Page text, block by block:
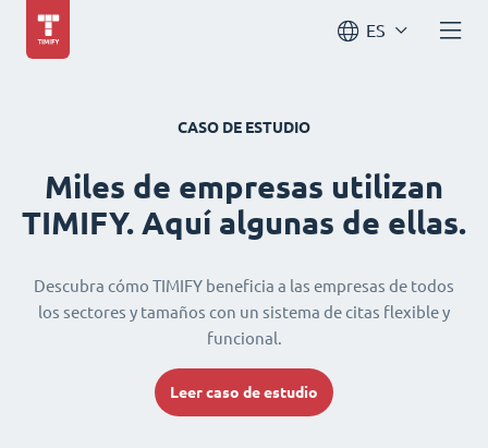
ES
CASO DE ESTUDIO
Miles de empresas utilizan
TIMIFY. Aquí algunas de ellas.
Descubra cómo TIMIFY beneficia a las empresas de todos
los sectores y tamaños con un sistema de citas flexible y
funcional.
Leer caso de estudio